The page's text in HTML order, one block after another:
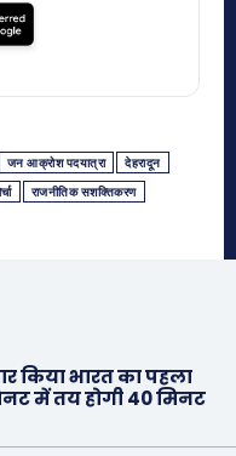
जन आक्रोश पदयात्रा देहरादून
राजनीतिक सशक्तिकरण
किया भारत का पहला
में तय होगी 40 मिनट